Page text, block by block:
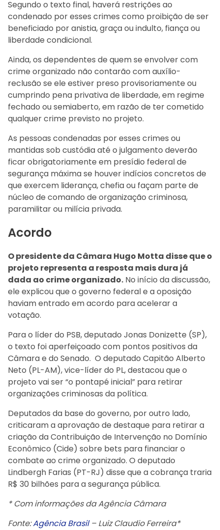
Segundo o texto final, haverá restrições ao
condenado por esses crimes como proibição de ser
beneficiado por anistia, graça ou indulto, fiança ou
liberdade condicional.
Ainda, os dependentes de quem se envolver com
crime organizado não contarão com auxílio-
reclusão se ele estiver preso provisoriamente ou
cumprindo pena privativa de liberdade, em regime
fechado ou semiaberto, em razão de ter cometido
qualquer crime previsto no projeto.
As pessoas condenadas por esses crimes ou
mantidas sob custódia até o julgamento deverão
ficar obrigatoriamente em presídio federal de
segurança máxima se houver indícios concretos de
que exercem liderança, chefia ou façam parte de
núcleo de comando de organização criminosa,
paramilitar ou milícia privada.
Acordo
O presidente da Câmara Hugo Motta disse que o
projeto representa a resposta mais dura já
dada ao crime organizado. No início da discussão,
ele explicou que o governo federal e a oposição
haviam entrado em acordo para acelerar a
votação.
Para o líder do PSB, deputado Jonas Donizette (SP),
o texto foi aperfeiçoado com pontos positivos da
Câmara e do Senado. O deputado Capitão Alberto
Neto (PL-AM), vice-líder do PL, destacou que o
projeto vai ser “o pontapé inicial” para retirar
organizações criminosas da política.
Deputados da base do governo, por outro lado,
criticaram a aprovação de destaque para retirar a
criação da Contribuição de Intervenção no Domínio
Econômico (Cide) sobre bets para financiar o
combate ao crime organizado. O deputado
Lindbergh Farias (PT-RJ) disse que a cobrança traria
R$ 30 bilhões para a segurança pública.
* Com informações da Agência Câmara
Fonte:Agência Brasil– Luiz Claudio Ferreira*